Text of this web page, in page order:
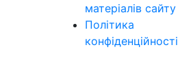
матеріалів сайту
Політика
конфіденційності